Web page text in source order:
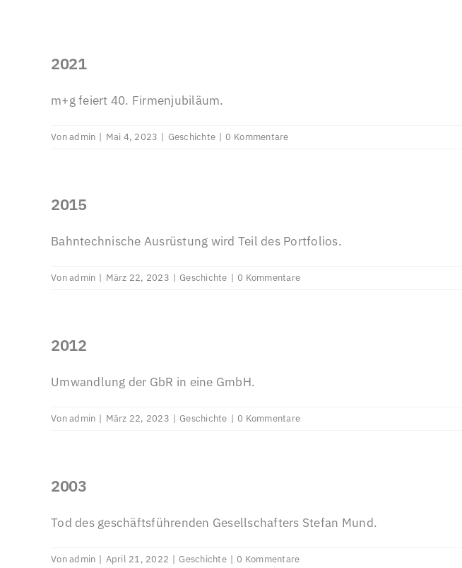
2021
m+g feiert 40. Firmenjubiläum.
Vonadmin | Mai 4, 2023 | Geschichte | 0 Kommentare
2015
Bahntechnische Ausrüstung wird Teil des Portfolios.
Vonadmin | März 22, 2023 | Geschichte | 0 Kommentare
2012
Umwandlung der GbR in eine GmbH.
Vonadmin | März 22, 2023 | Geschichte | 0 Kommentare
2003
Tod des geschäftsführenden Gesellschafters Stefan Mund.
Vonadmin | April 21, 2022 | Geschichte | 0 Kommentare